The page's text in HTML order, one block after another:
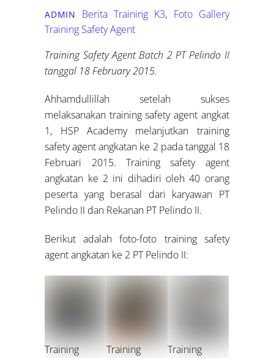
ADMIN Berita Training K3, Foto Gallery
Training Safety Agent
Training Safety Agent Batch 2 PT Pelindo II
tanggal 18 February 2015.
Ahhamdullillah setelah sukses
melaksanakan training safety agent angkat
1, HSP Academy melanjutkan training
safety agent angkatan ke 2 pada tanggal 18
Februari 2015. Training safety agent
angkatan ke 2 ini dihadiri oleh 40 orang
peserta yang berasal dari karyawan PT
Pelindo II dan Rekanan PT Pelindo II.
Berikut adalah foto-foto training safety
agent angkatan ke 2 PT Pelindo II:
Training
Training
Training